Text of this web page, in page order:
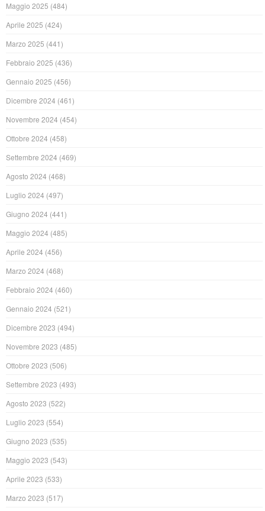
Maggio 2025 (484)
Aprile 2025 (424)
Marzo 2025 (441)
Febbraio 2025 (436)
Gennaio 2025 (456)
Dicembre 2024 (461)
Novembre 2024 (454)
Ottobre 2024 (458)
Settembre 2024 (469)
Agosto 2024 (468)
Luglio 2024 (497)
Giugno 2024 (441)
Maggio 2024 (485)
Aprile 2024 (456)
Marzo 2024 (468)
Febbraio 2024 (460)
Gennaio 2024 (521)
Dicembre 2023 (494)
Novembre 2023 (485)
Ottobre 2023 (506)
Settembre 2023 (493)
Agosto 2023 (522)
Luglio 2023 (554)
Giugno 2023 (535)
Maggio 2023 (543)
Aprile 2023 (533)
Marzo 2023 (517)